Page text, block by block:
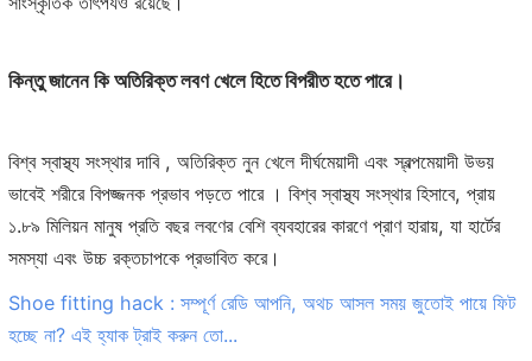
কিন্তু জানেন কি অতিরিক্ত লবণ খেলে হিতে বিপরীত হতে পারে।
বিশ্ব স্বাস্থ্য সংস্থার দাবি , অতিরিক্ত নুন খেলে দীর্ঘমেয়াদী এবং স্বল্পমেয়াদী উভয়
ভাবেই শরীরে বিপজ্জনক প্রভাব পড়তে পারে । বিশ্ব স্বাস্থ্য সংস্থার হিসাবে, প্রায়
১.৮৯ মিলিয়ন মানুষ প্রতি বছর লবণের বেশি ব্যবহারের কারণে প্রাণ হারায়, যা হার্টের
সমস্যা এবং উচ্চ রক্তচাপকে প্রভাবিত করে।
Shoe fitting hack : সম্পূর্ণ রেডি আপনি, অথচ আসল সময় জুতোই পায়ে ফিট
হচ্ছে না? এই হ্যাক ট্রাই করুন তো...